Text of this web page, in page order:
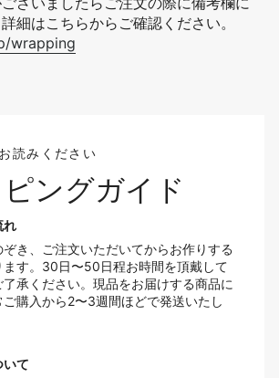
細はこちらからご確認ください。
wrapping
読みください
ングガイド
れ
き、ご注文いただいてからお作りする
ます。30日〜50日程お時間を頂戴して
承ください。現品をお届けする商品に
購入から2〜3週間ほどで発送いたし
いて